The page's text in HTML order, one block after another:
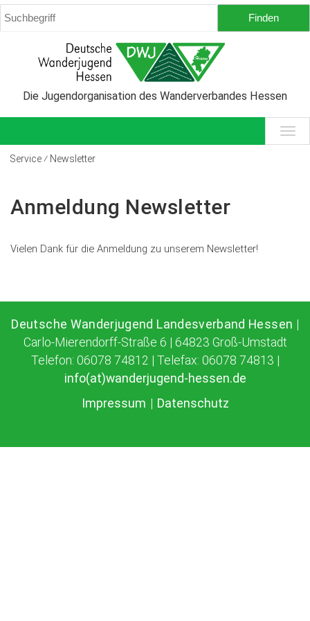
Die Jugendorganisation des Wanderverbandes Hessen
Service ⁄ Newsletter
Anmeldung Newsletter
Vielen Dank für die Anmeldung zu unserem Newsletter!
Deutsche Wanderjugend Landesverband Hessen
Carlo-Mierendorff-Straße 6 | 64823 Groß-Umstadt
Telefon: 06078 74812 | Telefax: 06078 74813 |
info(at)wanderjugend-hessen.de
Impressum
Datenschutz